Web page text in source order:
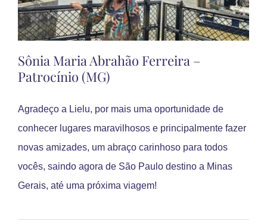
Sônia Maria Abrahão Ferreira –
Patrocínio (MG)
Agradeço a Lielu, por mais uma oportunidade de
conhecer lugares maravilhosos e principalmente fazer
novas amizades, um abraço carinhoso para todos
vocês, saindo agora de São Paulo destino a Minas
Gerais, até uma próxima viagem!